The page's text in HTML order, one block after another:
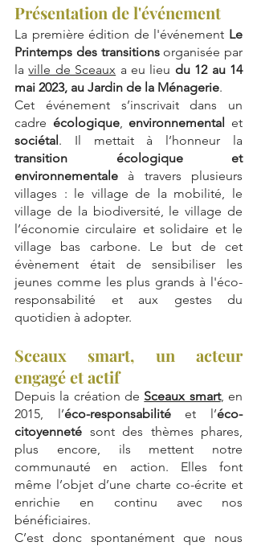
Présentation de l'événement
La première édition de l'événement Le
Printemps des transitions organisée par
la ville de Sceaux a eu lieu du 12 au 14
mai 2023, au Jardin de la Ménagerie.
Cet événement s’inscrivait dans un
cadre écologique, environnemental
sociétal
transition écologique et
environnementale à travers plusieurs
villages : le village de la mobilité, le
village de la biodiversité, le village de
l’économie circulaire et solidaire et le
village bas carbone. Le but de cet
évènement était de sensibiliser les
jeunes comme les plus grands à l'éco-
responsabilité et aux gestes du
quotidien à adopter.
Sceaux smart, un acteur
engagé et actif
Depuis la création de Sceaux smart, en
2015, l’éco-responsabilité et l’éco-
citoyenneté sont des thèmes phares,
plus encore, ils mettent notre
communauté en action. Elles font
même l’objet d’une charte co-écrite et
enrichie en continu avec nos
bénéficiaires.
C’est donc spontanément que nous